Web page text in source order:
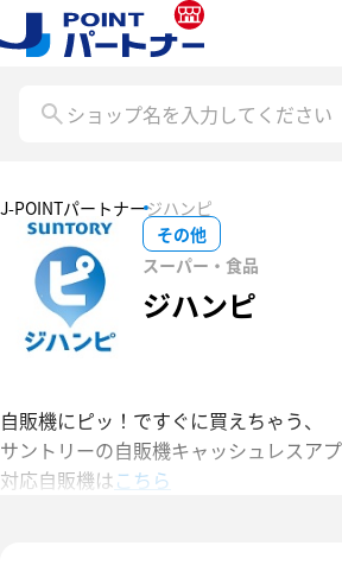
ショップ名を入力してください
J-POINTパートナージハンピ
その他
スーパー・食品
ジハンピ
自販機にピッ！ですぐに買えちゃう、
サントリーの自販機キャッシュレスア
対応自販機はこちら